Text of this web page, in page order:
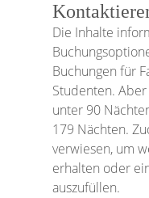
Die Inhalte
Buchungen für
Studenten.
unter 90
179 Nächten.
verwiesen, um
erhalten oder
auszufüllen.